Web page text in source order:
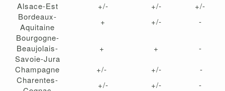
Alsace-Est +/- +/-
+/-
Bordeaux-
Aquitaine
+ +/-
-
Bourgogne-
Beaujolais-
Savoie-Jura
+ +
-
Champagne
+/- +/-
-
Charentes-
+/- +/-
-